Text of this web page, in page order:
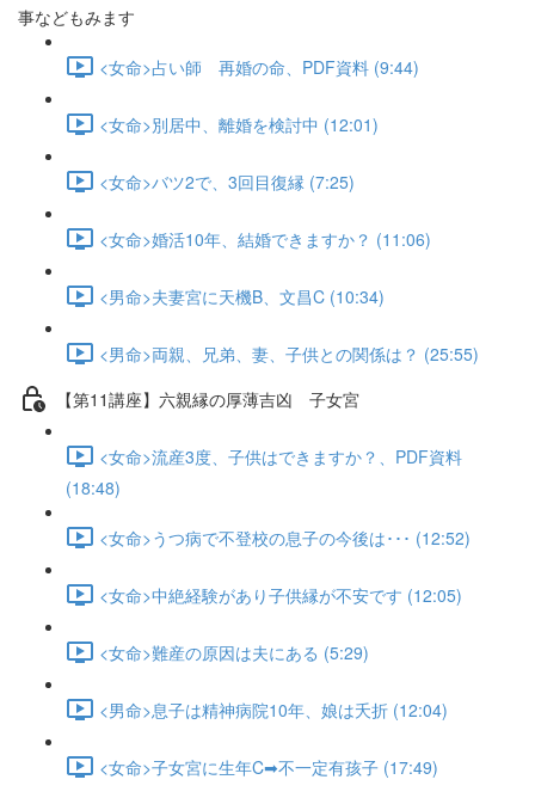
事などもみます
<女命>占い師 再婚の命、PDF資料 (9:44)
<女命>別居中、離婚を検討中 (12:01)
<女命>バツ2で、3回目復縁 (7:25)
<女命>婚活10年、結婚できますか？ (11:06)
<男命>夫妻宮に天機B、文昌C (10:34)
<男命>両親、兄弟、妻、子供との関係は？ (25:55)
【第11講座】六親縁の厚薄吉凶 子女宮
<女命>流産3度、子供はできますか？、PDF資料
(18:48)
<女命>うつ病で不登校の息子の今後は･･･ (12:52)
<女命>中絶経験があり子供縁が不安です (12:05)
<女命>難産の原因は夫にある (5:29)
<男命>息子は精神病院10年、娘は夭折 (12:04)
<女命>子女宮に生年C➡不一定有孩子 (17:49)